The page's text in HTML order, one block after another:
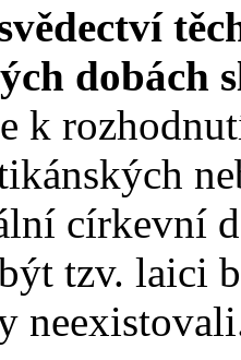
dobách
k
církevní
tzv. laici